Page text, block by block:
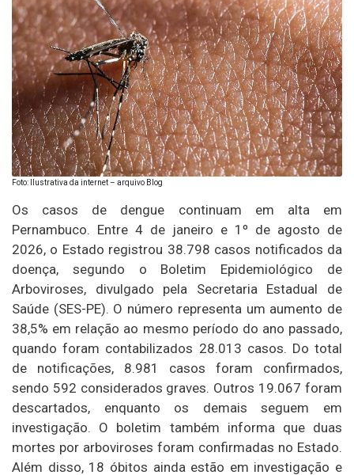
Foto: Ilustrativa da internet – arquivo Blog
Os casos de dengue continuam em alta em
Pernambuco. Entre 4 de janeiro e 1º de agosto de
2026, o Estado registrou 38.798 casos notificados da
doença, segundo o Boletim Epidemiológico de
Arboviroses, divulgado pela Secretaria Estadual de
Saúde (SES-PE). O número representa um aumento de
38,5% em relação ao mesmo período do ano passado,
quando foram contabilizados 28.013 casos. Do total
de notificações, 8.981 casos foram confirmados,
sendo 592 considerados graves. Outros 19.067 foram
descartados, enquanto os demais seguem em
investigação. O boletim também informa que duas
mortes por arboviroses foram confirmadas no Estado.
Além disso, 18 óbitos ainda estão em investigação e